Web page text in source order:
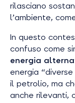
rilasciano
l’ambiente,
In questo
confuso come
energia
energia
il petrolio, ma
anche rilevanti,